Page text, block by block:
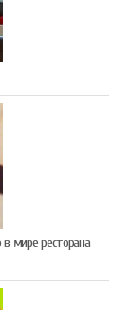
в мире ресторана